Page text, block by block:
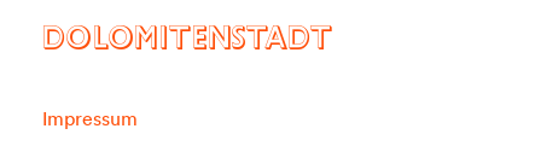
DOLOMITENSTADT
Impressum